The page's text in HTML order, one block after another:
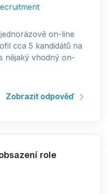
on-line
cca 5 kandidátů na
nějaký vhodný on-
Zobrazit odpověď
role